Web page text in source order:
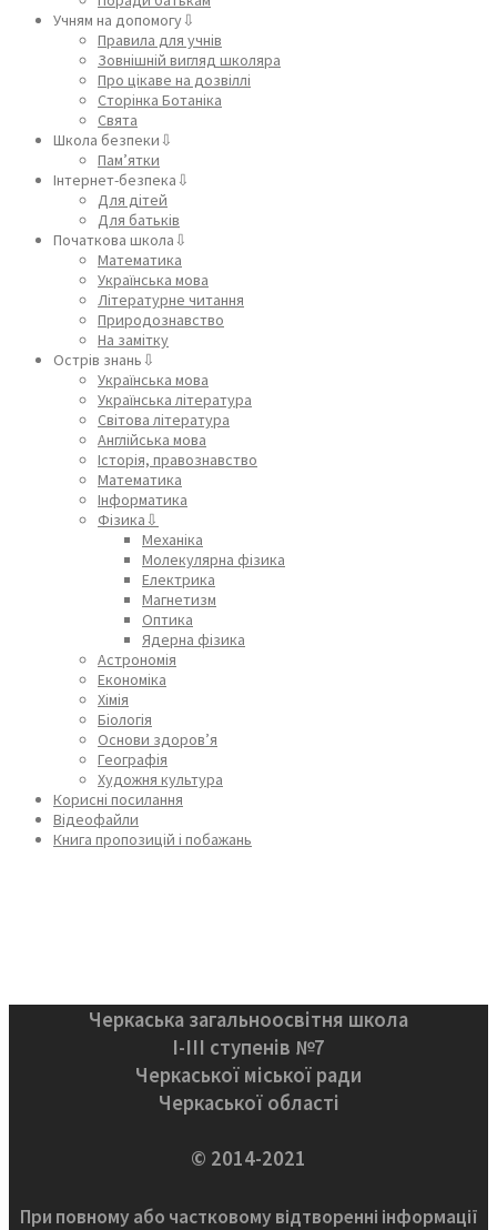
Учням на допомогу⇩
Правила для учнів
Зовнішній вигляд школяра
Про цікаве на дозвіллі
Сторінка Ботаніка
Свята
Школа безпеки⇩
Пам’ятки
Інтернет-безпека⇩
Для дітей
Для батьків
Початкова школа⇩
Математика
Українська мова
Літературне читання
Природознавство
На замітку
Острів знань⇩
Українська мова
Українська література
Світова література
Англійська мова
Історія, правознавство
Математика
Інформатика
Фізика⇩
Механіка
Молекулярна фізика
Електрика
Магнетизм
Оптика
Ядерна фізика
Астрономія
Економіка
Хімія
Біологія
Основи здоров’я
Географія
Художня культура
Корисні посилання
Відеофайли
Книга пропозицій і побажань
Черкаська загальноосвітня школа
І-ІІІ ступенів №7
Черкаської міської ради
Черкаської області
© 2014-2021
При повному або частковому відтворенні інформації